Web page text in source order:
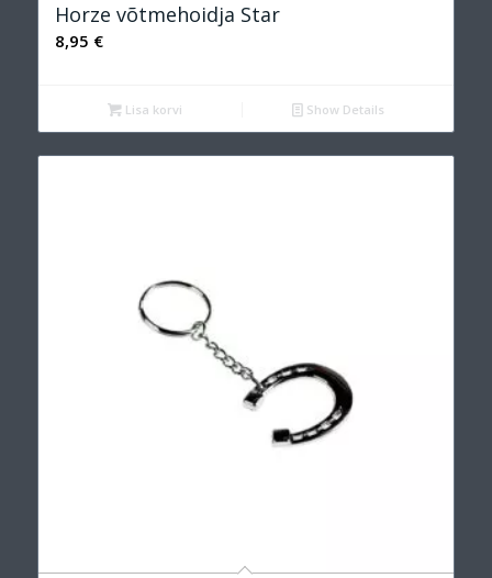
Horze võtmehoidja Star
8,95 €
Lisa korvi Show Details